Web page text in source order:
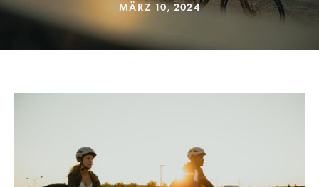
MÄRZ 10, 2024